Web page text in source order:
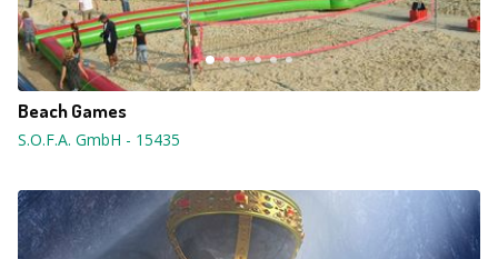
Beach Games
S.O.F.A. GmbH - 15435